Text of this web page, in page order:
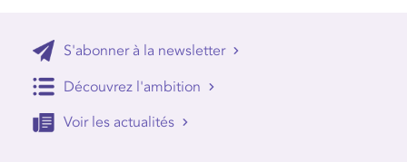
S'abonner à la newsletter
Découvrez l'ambition
Voir les actualités